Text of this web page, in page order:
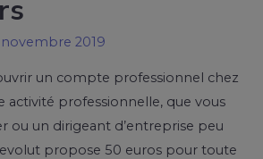
2019
un compte professionnel chez
activité professionnelle, que vous
ou un dirigeant d’entreprise peu
propose 50 euros pour toute